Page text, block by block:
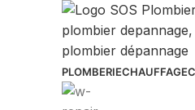
PLOMBERIECHAUFFAGE